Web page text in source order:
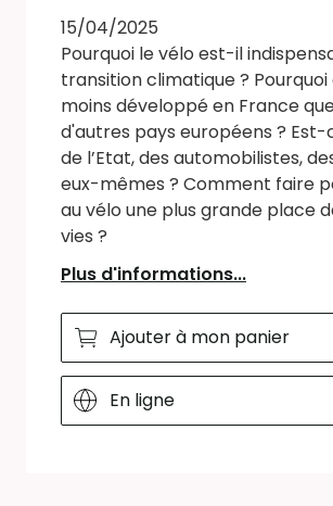
15/04/2025
Pourquoi le vélo est-il
transition climatique ?
moins développé en France
d'autres pays européens ?
de l’Etat, des automobilistes,
eux-mêmes ? Comment faire
au vélo une plus grande place
vies ?
Plus d'informations...
Ajouter à mon panier
En ligne